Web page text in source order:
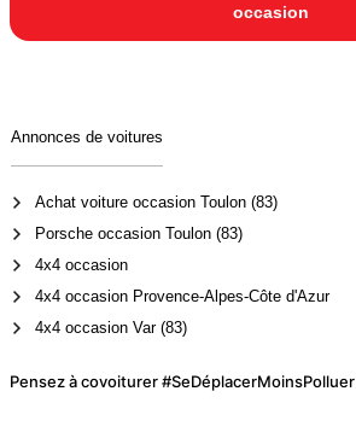
occasion
Annonces de voitures
Achat voiture occasion Toulon (83)
Porsche occasion Toulon (83)
4x4 occasion
4x4 occasion Provence-Alpes-Côte d'Azur
4x4 occasion Var (83)
Pensez à covoiturer #SeDéplacerMoinsPolluer